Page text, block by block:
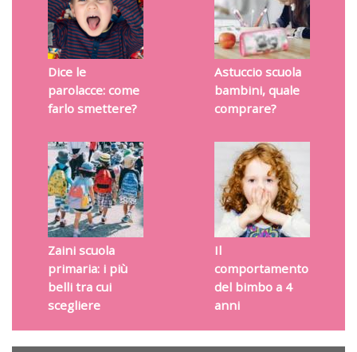
Dice le
parolacce: come
farlo smettere?
Astuccio scuola
bambini, quale
comprare?
Zaini scuola
primaria: i più
belli tra cui
scegliere
Il
comportamento
del bimbo a 4
anni